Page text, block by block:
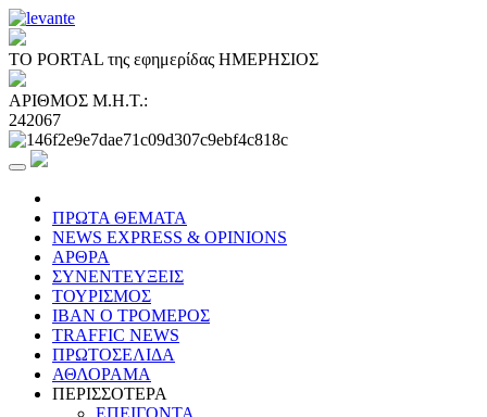
ΤΟ PORTAL της εφημερίδας ΗΜΕΡΗΣΙΟΣ
ΑΡΙΘΜΟΣ Μ.Η.Τ.:
242067
ΠΡΩΤΑ ΘΕΜΑΤΑ
NEWS EXPRESS & OPINIONS
ΑΡΘΡΑ
ΣΥΝΕΝΤΕΥΞΕΙΣ
ΤΟΥΡΙΣΜΟΣ
ΙΒΑΝ Ο ΤΡΟΜΕΡΟΣ
TRAFFIC NEWS
ΠΡΩΤΟΣΕΛΙΔΑ
ΑΘΛΟΡΑΜΑ
ΠΕΡΙΣΣΟΤΕΡΑ
ΕΠΕΙΓΟΝΤΑ